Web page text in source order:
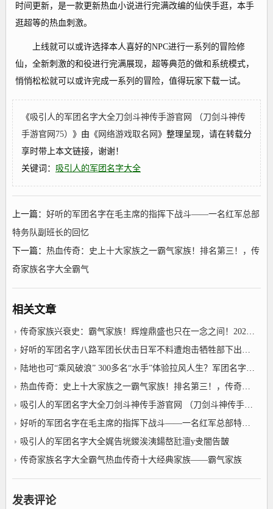
时间更新，是一款更新热血小说进行完满改编的仙侠手逛，本手
逛超等的热血刺激。
上线就可以或许选择本人喜好的NPC进行一系列的冒险修
仙，全新刺激的和役进行完满展现，超等典范的做和系统模式，
悄悄松松就可以或许完成一系列的冒险，值得玩家下载一试。
《 吸引人的军团名字大全刀剑斗神传手游官网 （刀剑斗神传
手游官网75） 》由《 网络游戏取名网 》整理呈现，请在转载分
享时带上本文链接，谢谢！
关键词：
吸引人的军团名字大全
上一篇： 好听的军团名字在毛主席的指挥下战斗——一名红军总部
特务队副班长的回忆
下一篇： 热血传奇：史上十大家族之一霸气家族！排名第三！，传
奇家族名字大全霸气
相关文章
传奇家族兴衰史：霸气家族！辉煌鼎盛也只在一念之间！2022年12月28日传奇家族名字大全霸气
好听的军团名字八路军团长伏击日军不料遭炮击牺牲部下出了两个开国上将
陆地也可“乘风破浪” 300多名“水手”体验拉风人生？军团名字大全最拉风
热血传奇：史上十大家族之一霸气家族！排名第三！，传奇家族名字大全霸气
吸引人的军团名字大全刀剑斗神传手游官网 （刀剑斗神传手游官网75）
好听的军团名字在毛主席的指挥下战斗——一名红军总部特务队副班长的回忆
吸引人的军团名字大全娓告垙鍐涘洟鍚嶅瓧澶у叏闇告皵
传奇家族名字大全霸气热血传奇十大经典家族——霸气家族
发表评论